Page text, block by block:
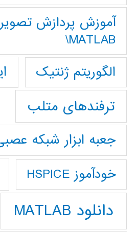
آموزش پردازش
MATLAB\
الگوریتم ژنتیک
ترفندهای متلب
جعبه ابزار شبکه
خودآموز HSPICE
دانلود MATLAB